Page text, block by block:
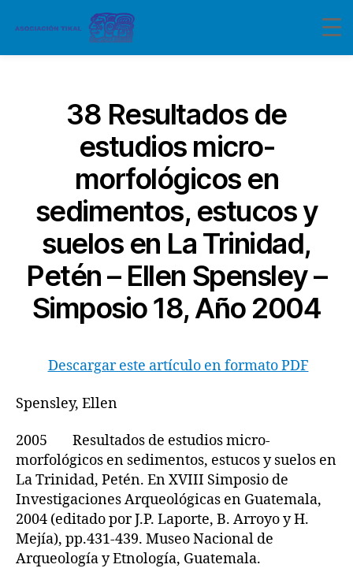
38 Resultados de
estudios micro-
morfológicos en
sedimentos, estucos y
suelos en La Trinidad,
Petén – Ellen Spensley –
Simposio 18, Año 2004
Descargar este artículo en formato PDF
Spensley, Ellen
2005 Resultados de estudios micro-
morfológicos en sedimentos, estucos y suelos en
La Trinidad, Petén. En XVIII Simposio de
Investigaciones Arqueológicas en Guatemala,
2004 (editado por J.P. Laporte, B. Arroyo y H.
Mejía), pp.431-439. Museo Nacional de
Arqueología y Etnología, Guatemala.